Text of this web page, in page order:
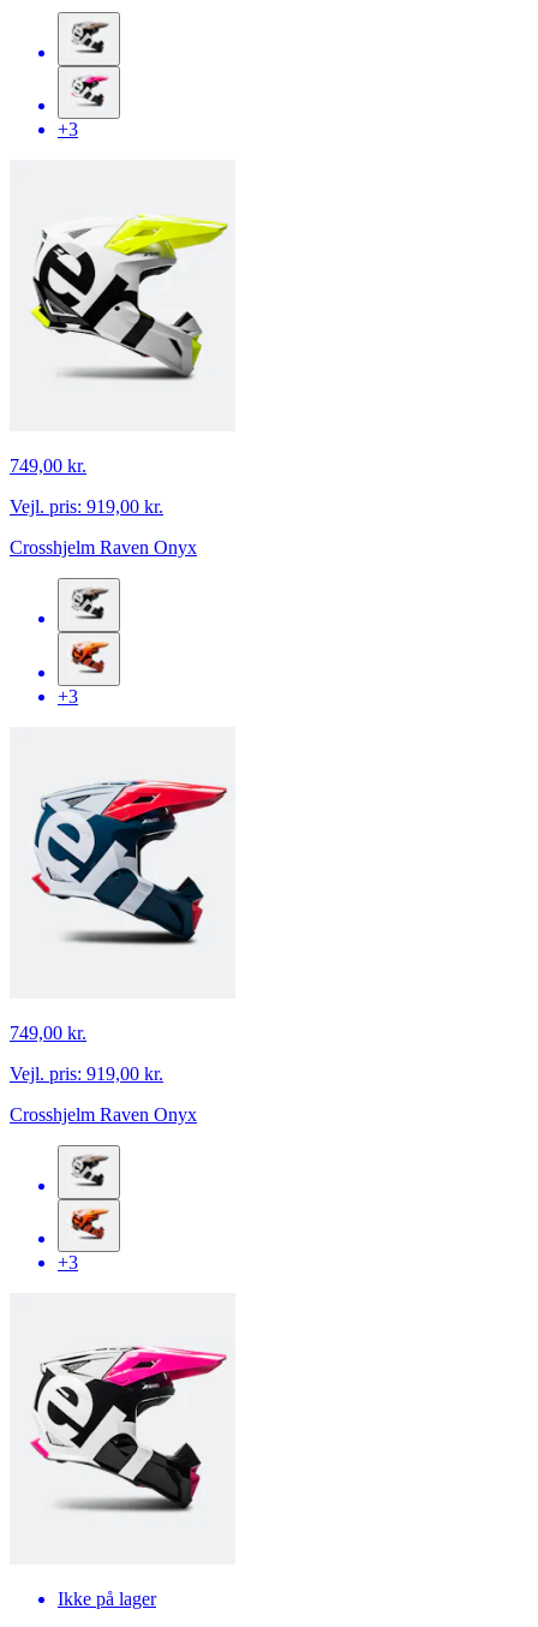
+3
749,00 kr.
Vejl. pris: 919,00 kr.
Crosshjelm Raven Onyx
+3
749,00 kr.
Vejl. pris: 919,00 kr.
Crosshjelm Raven Onyx
+3
Ikke på lager